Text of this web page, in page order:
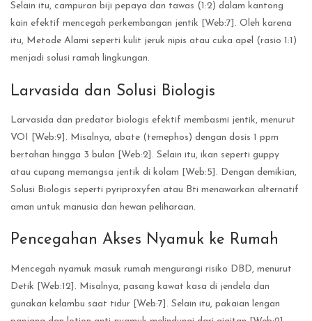
Selain itu, campuran biji pepaya dan tawas (1:2) dalam kantong
kain efektif mencegah perkembangan jentik [Web:7]. Oleh karena
itu, Metode Alami seperti kulit jeruk nipis atau cuka apel (rasio 1:1)
menjadi solusi ramah lingkungan.
Larvasida dan Solusi Biologis
Larvasida dan predator biologis efektif membasmi jentik, menurut
VOI [Web:9]. Misalnya, abate (temephos) dengan dosis 1 ppm
bertahan hingga 3 bulan [Web:2]. Selain itu, ikan seperti guppy
atau cupang memangsa jentik di kolam [Web:5]. Dengan demikian,
Solusi Biologis seperti pyriproxyfen atau Bti menawarkan alternatif
aman untuk manusia dan hewan peliharaan.
Pencegahan Akses Nyamuk ke Rumah
Mencegah nyamuk masuk rumah mengurangi risiko DBD, menurut
Detik [Web:12]. Misalnya, pasang kawat kasa di jendela dan
gunakan kelambu saat tidur [Web:7]. Selain itu, pakaian lengan